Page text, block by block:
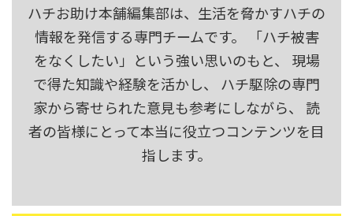
ハチお助け本舗編集部は、生活を脅かすハチの
情報を発信する専門チームです。 「ハチ被害
をなくしたい」という強い思いのもと、 現場
で得た知識や経験を活かし、 ハチ駆除の専門
家から寄せられた意見も参考にしながら、 読
者の皆様にとって本当に役立つコンテンツを目
指します。